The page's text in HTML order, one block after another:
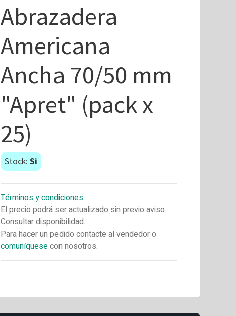
Abrazadera
Americana
Ancha 70/50 mm
"Apret" (pack x
25)
Stock: Si
Términos y condiciones
El precio podrá ser actualizado sin previo aviso.
Consultar disponibilidad.
Para hacer un pedido contacte al vendedor o
comuníquesecon nosotros.